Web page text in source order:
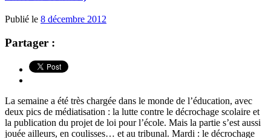
Publié le 8 décembre 2012
Partager :
La semaine a été très chargée dans le monde de l’éducation, avec
deux pics de médiatisation : la lutte contre le décrochage scolaire et
la publication du projet de loi pour l’école. Mais la partie s’est aussi
jouée ailleurs, en coulisses… et au tribunal. Mardi : le décrochage